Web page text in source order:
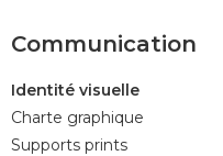
Communication
Identité visuelle
Charte graphique
Supports prints